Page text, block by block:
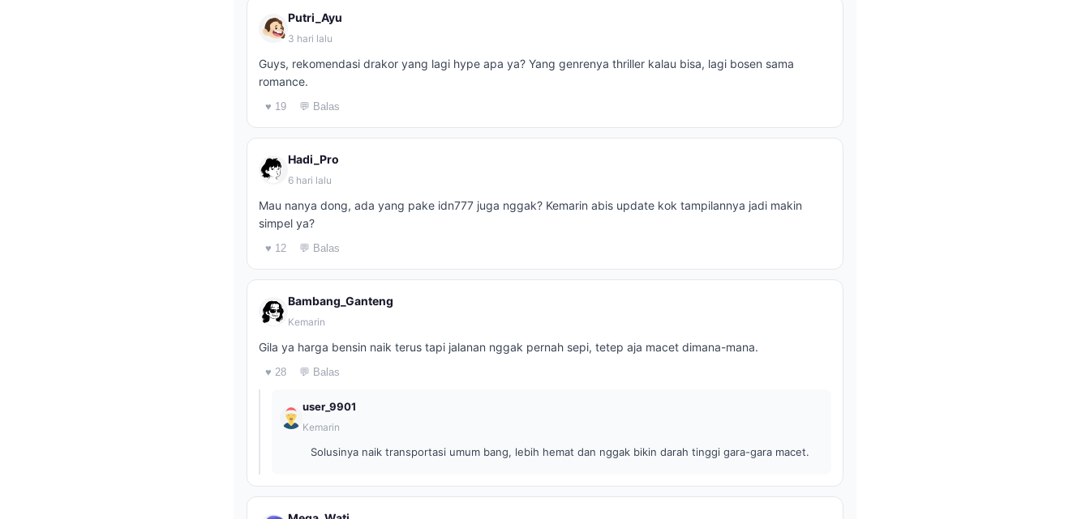
Putri_Ayu
3 hari lalu
Guys, rekomendasi drakor yang lagi hype apa ya? Yang genrenya thriller kalau bisa, lagi bosen sama
romance.
♥ 19 💬 Balas
Hadi_Pro
6 hari lalu
Mau nanya dong, ada yang pake idn777 juga nggak? Kemarin abis update kok tampilannya jadi makin
simpel ya?
♥ 12 💬 Balas
Bambang_Ganteng
Kemarin
Gila ya harga bensin naik terus tapi jalanan nggak pernah sepi, tetep aja macet dimana-mana.
♥ 28 💬 Balas
user_9901
Kemarin
Solusinya naik transportasi umum bang, lebih hemat dan nggak bikin darah tinggi gara-gara macet.